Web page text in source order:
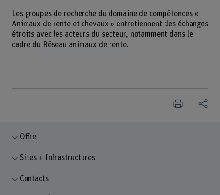
Les groupes de recherche du domaine de compétences «
Animaux de rente et chevaux » entretiennent des échanges
étroits avec les acteurs du secteur, notamment dans le
cadre du Réseau animaux de rente.
Offre
Sites + Infrastructures
Contacts